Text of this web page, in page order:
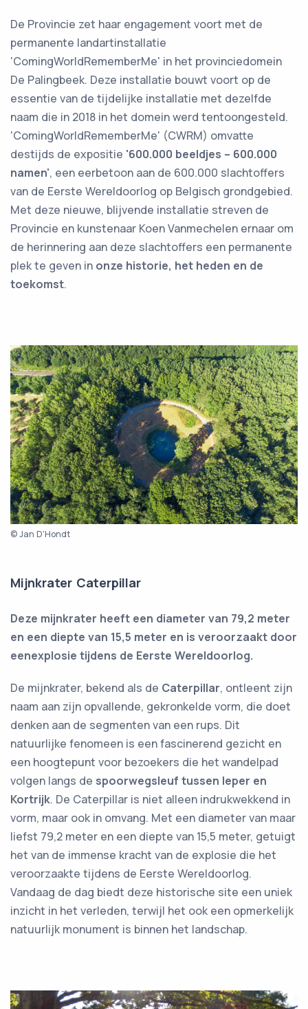
De Provincie zet haar engagement voort met de
permanente landartinstallatie
'ComingWorldRememberMe' in het provinciedomein
De Palingbeek. Deze installatie bouwt voort op de
essentie van de tijdelijke installatie met dezelfde
naam die in 2018 in het domein werd tentoongesteld.
'ComingWorldRememberMe' (CWRM) omvatte
destijds de expositie '600.000 beeldjes – 600.000
namen', een eerbetoon aan de 600.000 slachtoffers
van de Eerste Wereldoorlog op Belgisch grondgebied.
Met deze nieuwe, blijvende installatie streven de
Provincie en kunstenaar Koen Vanmechelen ernaar om
de herinnering aan deze slachtoffers een permanente
plek te geven in onze historie, het heden en de
toekomst.
© Jan D'Hondt
Mijnkrater Caterpillar
Deze mijnkrater heeft een diameter van 79,2 meter
en een diepte van 15,5 meter en is veroorzaakt door
eenexplosie tijdens de Eerste Wereldoorlog.
De mijnkrater, bekend als de Caterpillar, ontleent zijn
naam aan zijn opvallende, gekronkelde vorm, die doet
denken aan de segmenten van een rups. Dit
natuurlijke fenomeen is een fascinerend gezicht en
een hoogtepunt voor bezoekers die het wandelpad
volgen langs de spoorwegsleuf tussen Ieper en
Kortrijk. De Caterpillar is niet alleen indrukwekkend in
vorm, maar ook in omvang. Met een diameter van maar
liefst 79,2 meter en een diepte van 15,5 meter, getuigt
het van de immense kracht van de explosie die het
veroorzaakte tijdens de Eerste Wereldoorlog.
Vandaag de dag biedt deze historische site een uniek
inzicht in het verleden, terwijl het ook een opmerkelijk
natuurlijk monument is binnen het landschap.